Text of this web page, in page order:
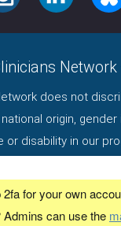
for your own
can use the
Network
does not
origin, gender
or disability in our
Maintained, and
PerfectCube, LLC